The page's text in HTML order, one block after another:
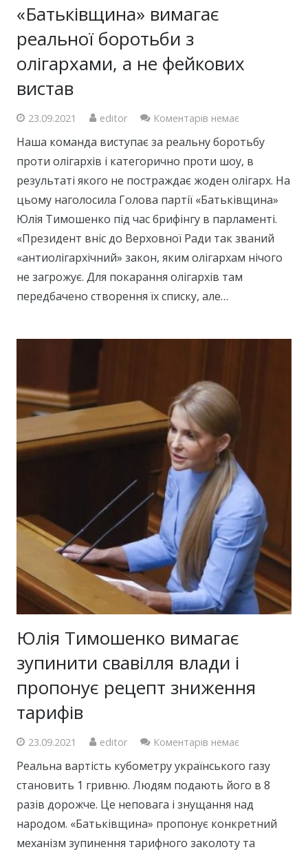
«Батьківщина» вимагає
реальної боротьби з
олігархами, а не фейкових
вистав
23.09.2021 editor Коментарів немає
Наша команда виступає за реальну боротьбу
проти олігархів і категорично проти шоу, в
результаті якого не постраждає жоден олігарх. На
цьому наголосила Голова партії «Батьківщина»
Юлія Тимошенко під час брифінгу в парламенті.
«Президент вніс до Верховної Ради так званий
«антиолігархічний» закон, яким олігархам нічого
не загрожує. Для покарання олігархів там
передбачено створення їх списку, але…
Юлія Тимошенко вимагає
зупинити свавілля влади і
пропонує рецепт зниження
тарифів
23.09.2021 editor Коментарів немає
Реальна вартість кубометру українського газу
становить 1 гривню. Людям подають його в 8
разів дорожче. Це неповага і знущання над
народом. «Батьківщина» пропонує конкретний
механізм зупинення тарифного заколоту та